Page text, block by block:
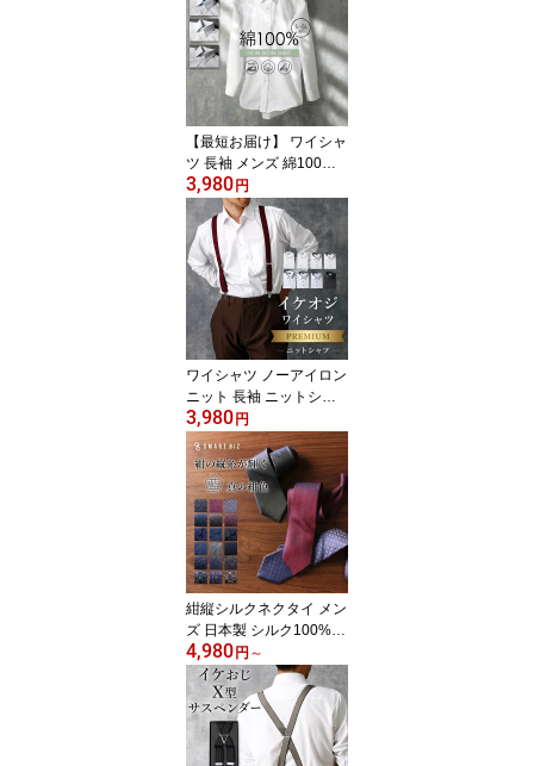
【最短お届け】 ワイシャ
ツ 長袖 メンズ 綿100%
ノーアイロン シャツ コ
ットン ノンアイロン 男
性 仕事 営業 ビジネス 通
勤 フォーマル 冠婚葬祭
結婚式 二次会 スリム 大
きいサイズ カッターシャ
ツ 50代 60代 春 夏 秋 冬
肌に優しい 通気性 [洗濯
後返品OK] 父の日
3,980 円
ワイシャツ ノーアイロン
ニット 長袖 ニットシャ
ツ スリム まるでポロシ
ャツ 一生 ノーアイロン
洗濯後返品OK 形態安定
ストレッチ ニット 生地
メンズ カッターシャツ
ノンアイロンシャツ ビジ
ネス 仕事 白 ホワイト 標
準体 細身体 父の日 実用
的
3,980 円
紺縦シルクネクタイ メン
ズ 日本製 シルク100%
紺色 上品 高級 光沢 プレ
ゼント ギフト おしゃれ
彼氏 友達 誕生日 ドット
ストライプ ネイビー 青
ビジネス 仕事 冠婚葬祭
フォーマル 結婚式 かっ
4,980 円 ～